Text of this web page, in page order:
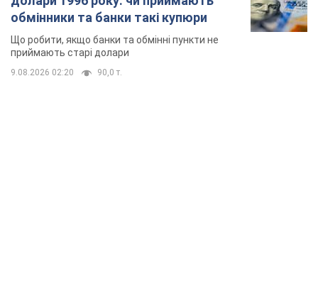
обмінники та банки такі купюри
Що робити, якщо банки та обмінні пункти не
приймають старі долари
9.08.2026 02:20 90,0 т.